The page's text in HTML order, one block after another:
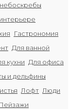
Гастрономия
Для ванной
кухни Для офиса
и дельфины
Лофт Люди